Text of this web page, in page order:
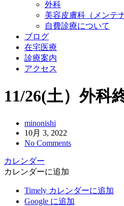
外科
美容皮膚科（メンテ
自費診療について
ブログ
在宅医療
診療案内
アクセス
11/26(土）外科
minonishi
10月 3, 2022
No Comments
カレンダー
カレンダーに追加
Timely カレンダーに追加
Google に追加